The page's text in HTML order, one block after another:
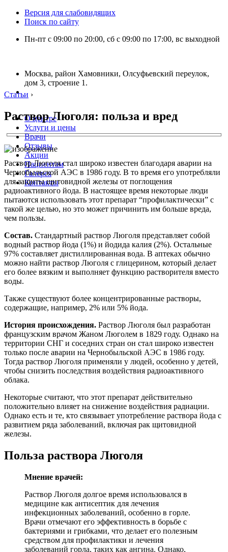
Версия для слабовидящих
Поиск по сайту
Пн-пт с 09:00 по 20:00, сб с 09:00 по 17:00, вс выходной
Москва, район Хамовники, Олсуфьевский переулок,
дом 3, строение 1.
О центре
Услуги и цены
Врачи
Отзывы
Акции
Пациентам
Галерея
Контакты
Статьи ›
Раствор Люголя: польза и вред
Раствор Люголя стал широко известен благодаря аварии на
Чернобыльской АЭС в 1986 году. В то время его употребляли
для защиты щитовидной железы от поглощения
радиоактивного йода. В настоящее время некоторые люди
пытаются использовать этот препарат “профилактически” с
такой же целью, но это может причинить им больше вреда,
чем пользы.
Состав. Стандартный раствор Люголя представляет собой
водный раствор йода (1%) и йодида калия (2%). Остальные
97% составляет дистиллированная вода. В аптеках обычно
можно найти раствор Люголя с глицерином, который делает
его более вязким и выполняет функцию растворителя вместо
воды.
Также существуют более концентрированные растворы,
содержащие, например, 2% или 5% йода.
История происхождения. Раствор Люголя был разработан
французским врачом Жаном Люголем в 1829 году. Однако на
территории СНГ и соседних стран он стал широко известен
только после аварии на Чернобыльской АЭС в 1986 году.
Тогда раствор Люголя применяли у людей, особенно у детей,
чтобы снизить последствия воздействия радиоактивного
облака.
Некоторые считают, что этот препарат действительно
положительно влияет на снижение воздействия радиации.
Однако есть и те, кто связывает употребление раствора йода с
развитием ряда заболеваний, включая рак щитовидной
железы.
Польза раствора Люголя
Мнение врачей:
Раствор Люголя долгое время использовался в
медицине как антисептик для лечения
инфекционных заболеваний, особенно в горле.
Врачи отмечают его эффективность в борьбе с
бактериями и грибками, что делает его полезным
средством для профилактики и лечения
заболеваний горла, таких как ангина. Однако,